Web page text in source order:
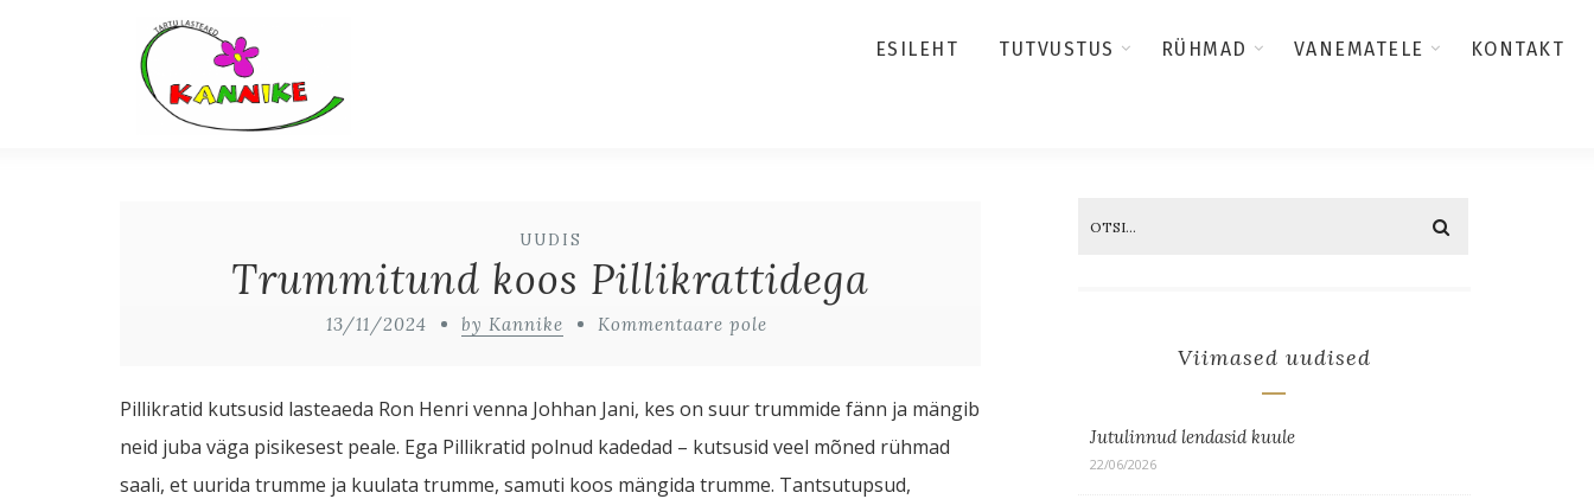
ESILEHT TUTVUSTUS RÜHMAD VANEMATELE KONTAKT
UUDIS
Trummitund koos Pillikrattidega
13/11/2024 by Kannike Kommentaare pole
Pillikratid kutsusid lasteaeda Ron Henri venna Johhan Jani, kes on suur trummide fänn ja mängib
neid juba väga pisikesest peale. Ega Pillikratid polnud kadedad – kutsusid veel mõned rühmad
saali, et uurida trumme ja kuulata trumme, samuti koos mängida trumme. Tantsutupsud,
Viimased uudised
Jutulinnud lendasid kuule
22/06/2026